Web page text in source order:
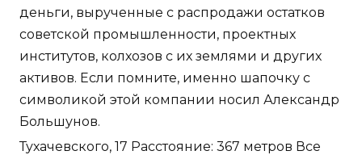
деньги, вырученные с распродажи остатков
советской промышленности, проектных
институтов, колхозов с их землями и других
активов. Если помните, именно шапочку с
символикой этой компании носил Александр
Большунов.
Тухачевского, 17 Расстояние: 367 метров Все